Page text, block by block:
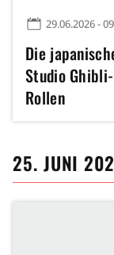
29.06.2026 -
Die
Studio
Rollen
25. JUNI